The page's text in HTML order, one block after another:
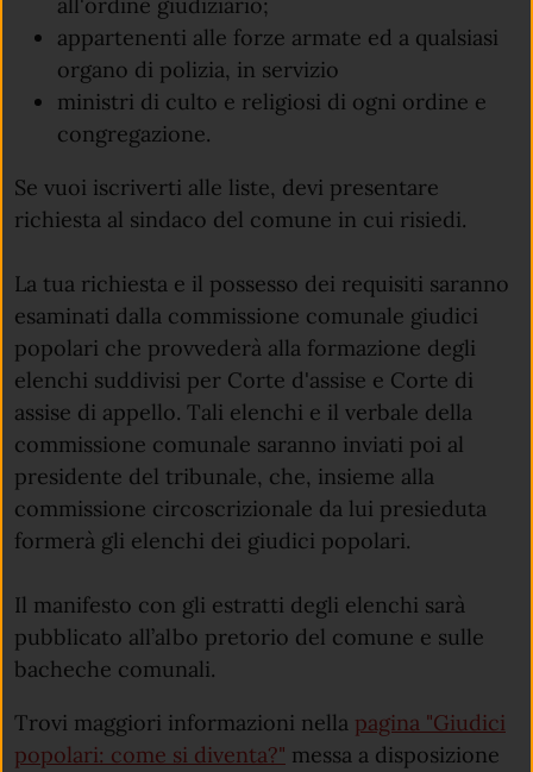
appartenenti alle forze armate ed a qualsiasi
organo di polizia, in servizio
ministri di culto e religiosi di ogni ordine e
congregazione.
Se vuoi iscriverti alle liste, devi presentare
richiesta al sindaco del comune in cui risiedi.
La tua richiesta e il possesso dei requisiti saranno
esaminati dalla commissione comunale giudici
popolari che provvederà alla formazione degli
elenchi suddivisi per Corte d'assise e Corte di
assise di appello. Tali elenchi e il verbale della
commissione comunale saranno inviati poi al
presidente del tribunale, che, insieme alla
commissione circoscrizionale da lui presieduta
formerà gli elenchi dei giudici popolari.
Il manifesto con gli estratti degli elenchi sarà
pubblicato all’albo pretorio del comune e sulle
bacheche comunali.
Trovi maggiori informazioni nella pagina "Giudici
popolari: come si diventa?" (apre in un'altra scheda).
messa a disposizione